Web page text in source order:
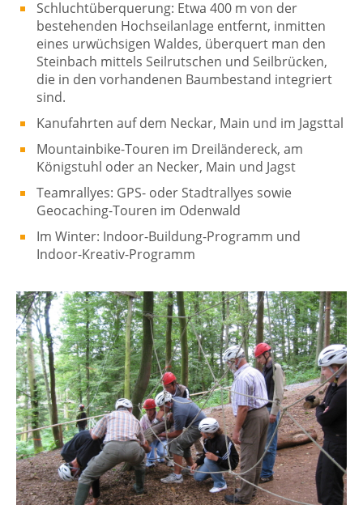
Schluchtüberquerung: Etwa 400 m von der
bestehenden Hochseilanlage entfernt, inmitten
eines urwüchsigen Waldes, überquert man den
Steinbach mittels Seilrutschen und Seilbrücken,
die in den vorhandenen Baumbestand integriert
sind.
Kanufahrten auf dem Neckar, Main und im Jagsttal
Mountainbike-Touren im Dreiländereck, am
Königstuhl oder an Necker, Main und Jagst
Teamrallyes: GPS- oder Stadtrallyes sowie
Geocaching-Touren im Odenwald
Im Winter: Indoor-Buildung-Programm und
Indoor-Kreativ-Programm